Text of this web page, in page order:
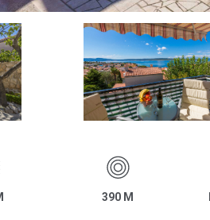
390 M